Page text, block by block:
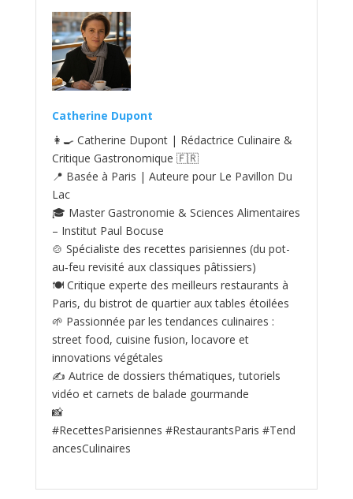
Catherine Dupont
👩‍🍳 Catherine Dupont | Rédactrice Culinaire &
Critique Gastronomique 🇫🇷
📍 Basée à Paris | Auteure pour Le Pavillon Du
Lac
🎓 Master Gastronomie & Sciences Alimentaires
– Institut Paul Bocuse
🍲 Spécialiste des recettes parisiennes (du pot-
au‑feu revisité aux classiques pâtissiers)
🍽️ Critique experte des meilleurs restaurants à
Paris, du bistrot de quartier aux tables étoilées
🌱 Passionnée par les tendances culinaires :
street food, cuisine fusion, locavore et
innovations végétales
✍️ Autrice de dossiers thématiques, tutoriels
vidéo et carnets de balade gourmande
📸
#RecettesParisiennes #RestaurantsParis #Tend
ancesCulinaires